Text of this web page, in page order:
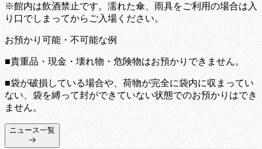
※館内は飲酒禁止です。濡れた傘、雨具をご利用の場合は入
り口でしまってからご入場ください。
お預かり可能・不可能な例
■貴重品・現金・壊れ物・危険物はお預かりできません。
■袋が破損している場合や、荷物が完全に袋内に収まってい
ない、袋を縛って封ができていない状態でのお預かりはでき
ません。
ニュース一覧